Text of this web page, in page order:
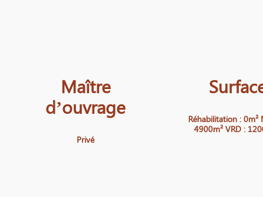
Maître
d’ouvrage
Privé
Réhabilitation : 0m²
4900m² VRD :